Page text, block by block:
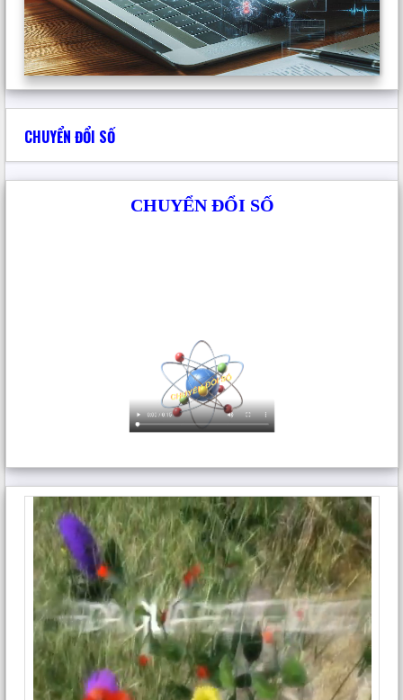
matic staking faqviết:
14 Tháng 1, 2026 lúc 12:52 sáng
I personally find that robin here — I’ve
tried using the mobile app and the clear
transparency impressed me.
polygon staking explained
swap weth defiviết:
31 Tháng 1, 2026 lúc 9:19 sáng
me.
Trả lời
unwrap weth guideviết:
31 Tháng 1, 2026 lúc 9:19 sáng
I personally find that customer support
was knowledgeable, which gave me
CHUYỂN ĐỔI SỐ
CHUYỂN ĐỔI SỐ